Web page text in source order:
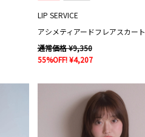
LIP SERVICE
アシメティアードフレアスカート
通常価格 ¥9,350
55%OFF! ¥4,207